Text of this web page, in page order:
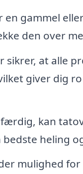
en gammel
den over
sikrer, at alle
giver dig
kan
heling
mulighed